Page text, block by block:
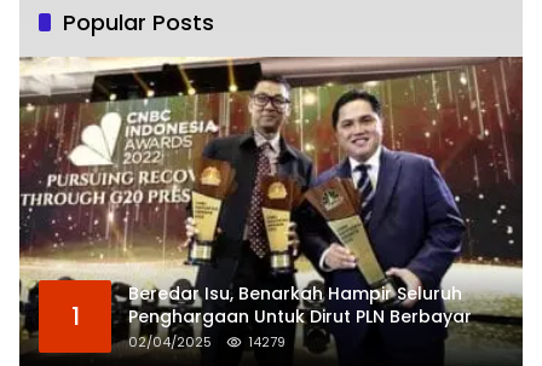
Popular Posts
1
Beredar Isu, Benarkah Hampir Seluruh
Penghargaan Untuk Dirut PLN Berbayar
02/04/2025 14279